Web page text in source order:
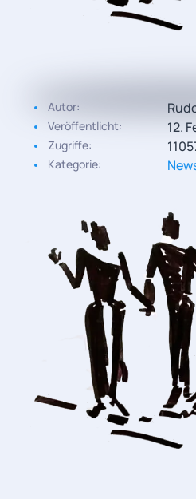
Autor:
Veröffentlicht: 12.
Zugriffe:
Kategorie: